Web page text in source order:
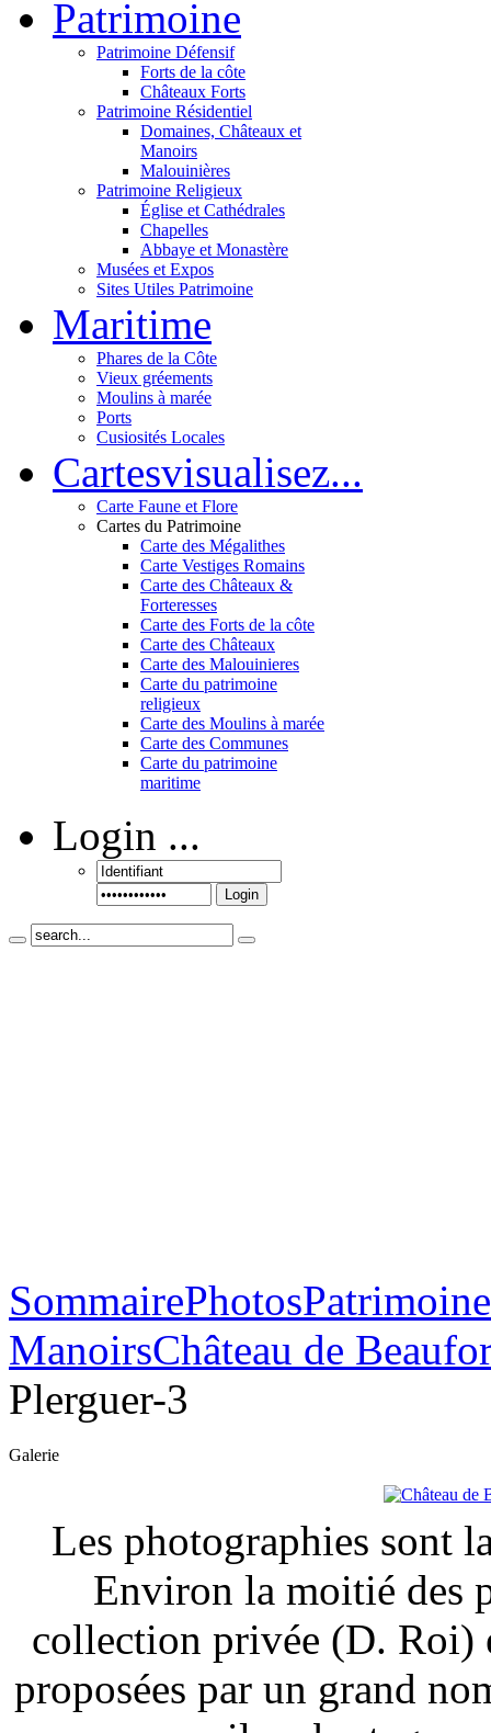
Patrimoine
Patrimoine Défensif
Forts de la côte
Châteaux Forts
Patrimoine Résidentiel
Domaines, Châteaux et
Manoirs
Malouinières
Patrimoine Religieux
Église et Cathédrales
Chapelles
Abbaye et Monastère
Musées et Expos
Sites Utiles Patrimoine
Maritime
Phares de la Côte
Vieux gréements
Moulins à marée
Ports
Cusiosités Locales
Cartesvisualisez...
Carte Faune et Flore
Cartes du Patrimoine
Carte des Mégalithes
Carte Vestiges Romains
Carte des Châteaux &
Forteresses
Carte des Forts de la côte
Carte des Châteaux
Carte des Malouinieres
Carte du patrimoine
religieux
Carte des Moulins à marée
Carte des Communes
Carte du patrimoine
maritime
Login ...
Login
SommairePhotos
ManoirsChâteau de
Plerguer-3
Galerie
Les photographies sont
Environ la moitié des
collection privée (D. Roi)
proposées par un grand